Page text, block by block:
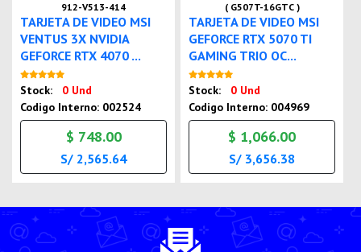
912-V513-414
TARJETA DE VIDEO MSI
VENTUS 3X NVIDIA
GEFORCE RTX 4070 ...
Stock:
0 Und
Codigo Interno: 002524
$ 748.00
S/ 2,565.64
( G507T-16GTC )
TARJETA DE VIDEO MSI
GEFORCE RTX 5070 TI
GAMING TRIO OC...
Stock:
0 Und
Codigo Interno: 004969
$ 1,066.00
S/ 3,656.38